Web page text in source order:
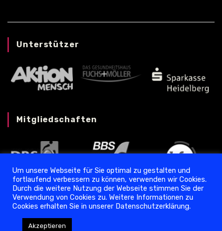
Unterstützer
Mitgliedschaften
Um unsere Webseite für Sie optimal zu gestalten und
fortlaufend verbessern zu können, verwenden wir Cookies.
Durch die weitere Nutzung der Webseite stimmen Sie der
Verwendung von Cookies zu. Weitere Informationen zu
Cookies erhalten Sie in unserer Datenschutzerklärung.
Akzeptieren